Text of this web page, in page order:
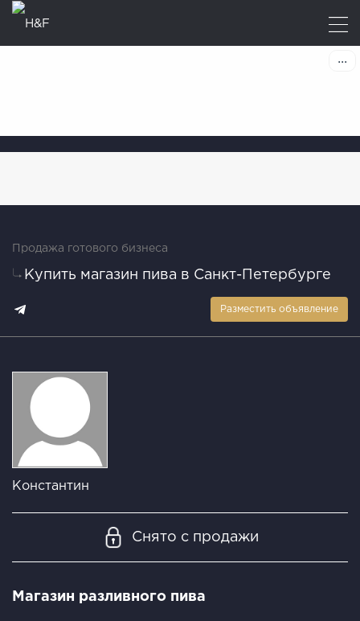
Продажа готового бизнеса
Купить магазин пива в Санкт-Петербурге
Разместить объявление
Константин
Снято с продажи
Магазин разливного пива